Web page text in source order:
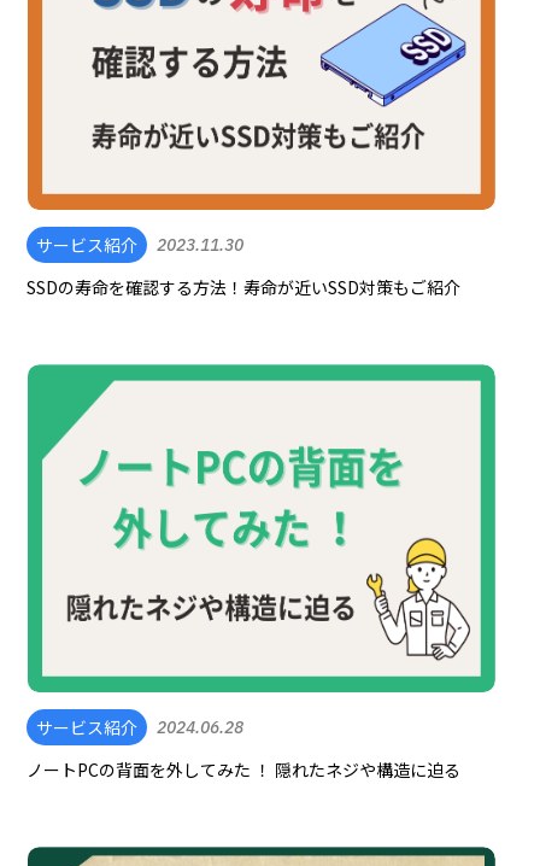
サービス紹介 2023.11.30
SSDの寿命を確認する方法！寿命が近いSSD対策もご紹介
サービス紹介 2024.06.28
ノートPCの背面を外してみた ！ 隠れたネジや構造に迫る